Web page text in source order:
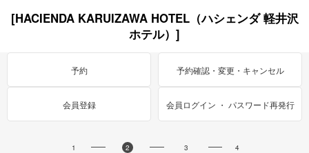
[HACIENDA KARUIZAWA HOTEL（ハシェンダ 軽井沢
ホテル）]
予約 予約確認・変更・キャンセル
会員登録 会員ログイン ・ パスワード再発行
1
2
3
4